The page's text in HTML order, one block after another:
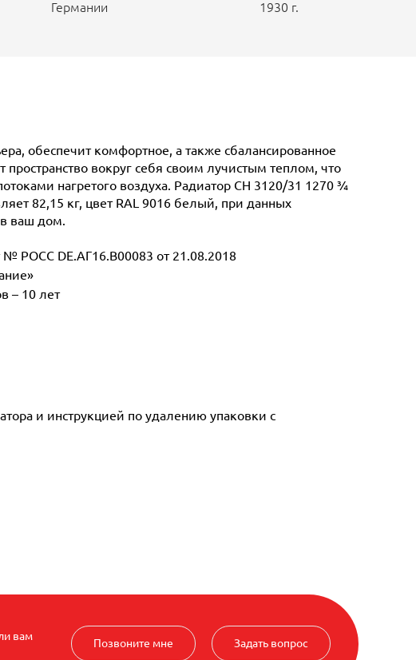
Германии
1930 г.
обеспечит комфортное, а также сбалансированное
вокруг себя своим лучистым теплом, что
нагретого воздуха. Радиатор CH 3120/31 1270 ¾
82,15 кг, цвет RAL 9016 белый, при данных
в ваш дом.
POCC DE.АГ16.В00083 от 21.08.2018
– 10 лет
и инструкцией по удалению упаковки с
вам
Позвоните мне Задать вопрос